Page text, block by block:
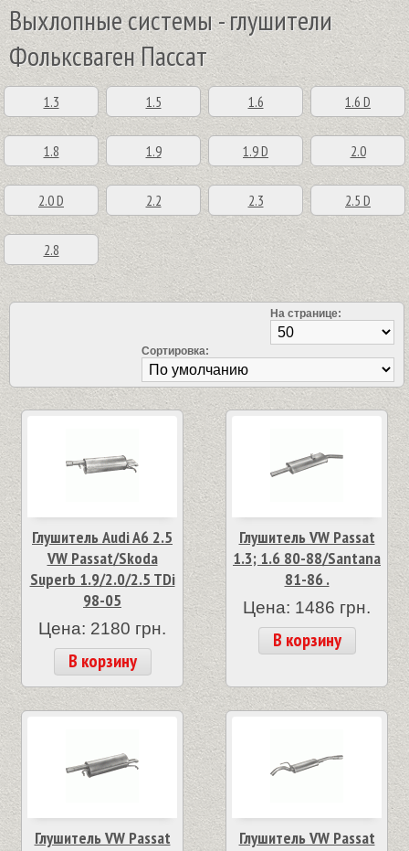
Выхлопные системы - глушители
Фольксваген Пассат
1.3 1.5 1.6 1.6 D
1.8 1.9 1.9 D 2.0
2.0 D 2.2 2.3 2.5 D
2.8
На странице:
Сортировка:
Глушитель Audi A6 2.5
VW Passat/Skoda
Superb 1.9/2.0/2.5 TDi
98-05
Цена: 2180 грн.
В корзину
Глушитель VW Passat
1.3; 1.6 80-88/Santana
81-86 .
Цена: 1486 грн.
В корзину
Глушитель VW Passat
Глушитель VW Passat